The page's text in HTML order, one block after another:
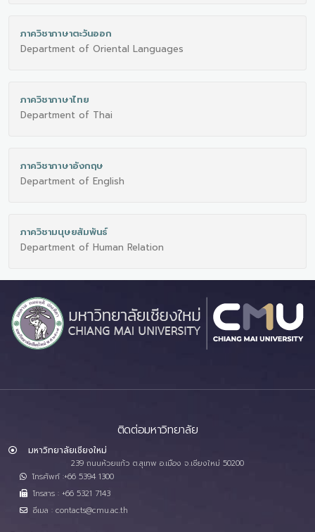
ภาควิชาภาษาตะวันออก
Department of Oriental Languages
ภาควิชาภาษาไทย
Department of Thai
ภาควิชาภาษาอังกฤษ
Department of English
ภาควิชามนุษยสัมพันธ์
Department of Human Relation
ติดต่อมหาวิทยาลัย
มหาวิทยาลัยเชียงใหม่
239 ถนนห้วยแก้ว ต.สุเทพ อ.เมือง จ.เชียงใหม่ 50200
โทรศัพท์ :+66 5394 1300
โทรสาร : +66 5321 7143
อีเมล : contacts@cmu.ac.th